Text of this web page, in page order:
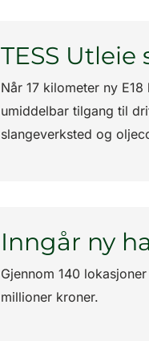
TESS
Når 17 kilometer ny
umiddelbar tilgang til
slangeverksted og
Inngår ny
Gjennom 140
millioner kroner.